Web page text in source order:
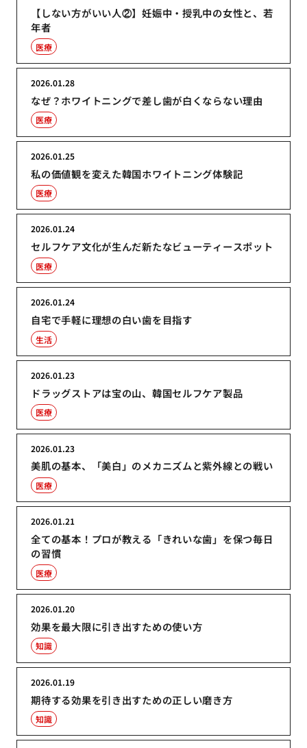
【しない方がいい人②】妊娠中・授乳中の女性と、若
年者
医療
なぜ？ホワイトニングで差し歯が白くならない理由
2026.01.28
医療
私の価値観を変えた韓国ホワイトニング体験記
2026.01.25
医療
セルフケア文化が生んだ新たなビューティースポット
2026.01.24
医療
自宅で手軽に理想の白い歯を目指す
2026.01.24
生活
ドラッグストアは宝の山、韓国セルフケア製品
2026.01.23
医療
美肌の基本、「美白」のメカニズムと紫外線との戦い
2026.01.23
医療
全ての基本！プロが教える「きれいな歯」を保つ毎日
の習慣
2026.01.21
医療
効果を最大限に引き出すための使い方
2026.01.20
知識
期待する効果を引き出すための正しい磨き方
2026.01.19
知識